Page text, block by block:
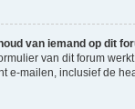
van iemand op dit
van dit forum
e-mailen, inclusief de